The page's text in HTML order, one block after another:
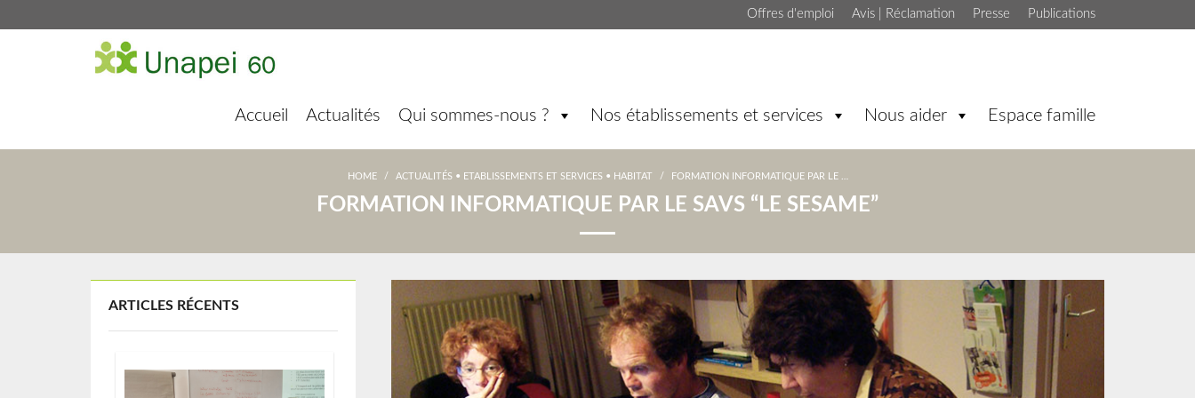
Publications
Presse
Offres d'emploi Avis | Réclamation
Accueil Actualités Qui sommes-nous ? Nos établissements et services Nous aider Espace famille
HOME / ACTUALITÉS• ETABLISSEMENTS ET SERVICES• HABITAT / FORMATION INFORMATIQUE PAR LE …
FORMATION INFORMATIQUE PAR LE SAVS “LE SESAME”
ARTICLES RÉCENTS